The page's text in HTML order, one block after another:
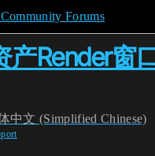
Forums
产Render窗
中文 (Simplified Chinese)